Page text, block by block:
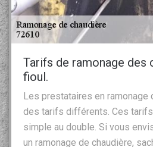
Tarifs de ramonage des
fioul.
Les prestataires en ramonage
des tarifs différents. Ces
simple au double. Si vous
un ramonage de chaudière,